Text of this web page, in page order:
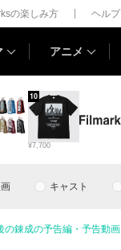
の楽しみ方 ヘルプ
アニメ
¥7,700
10
キャスト
錬成の予告編・予告動画